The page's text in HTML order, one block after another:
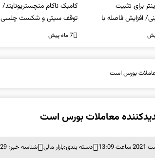
برای تثبیت
افزایش فاصله با
کامبک ناکام منچستریونایتد/
توقف سیتی و شکست چلسی
7 ماه پیش
بورس است
معاملات بورس است
دسته بندی:بازار مالی شناسه خبر: 1629